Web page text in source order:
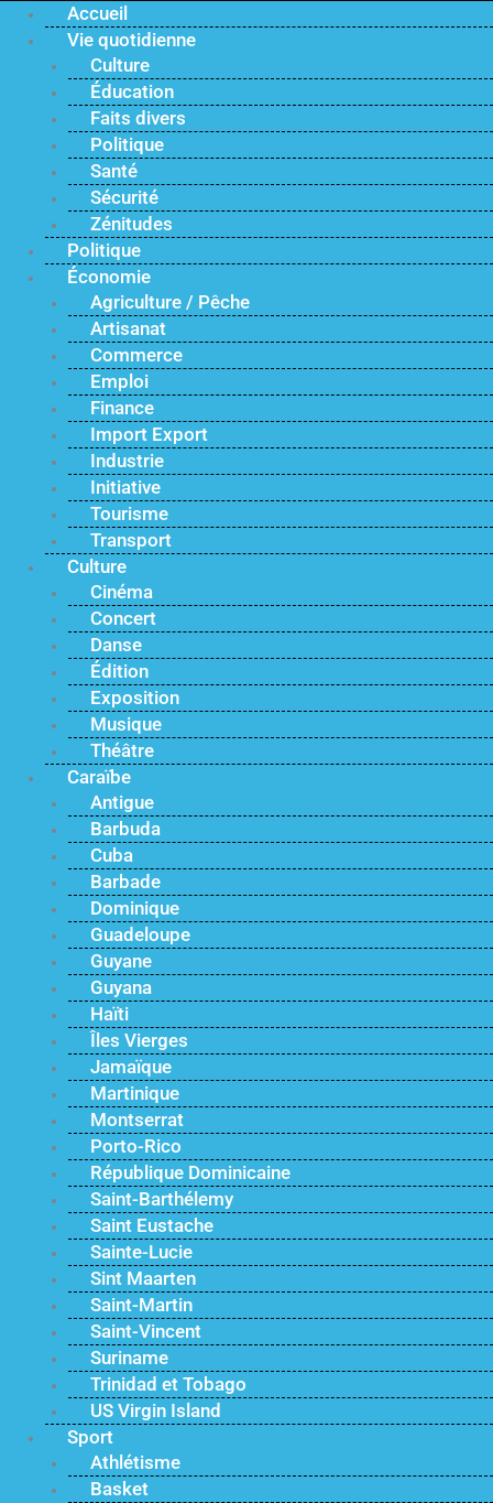
Accueil
Vie quotidienne
Culture
Éducation
Faits divers
Politique
Santé
Sécurité
Zénitudes
Politique
Économie
Agriculture / Pêche
Artisanat
Commerce
Emploi
Finance
Import Export
Industrie
Initiative
Tourisme
Transport
Culture
Cinéma
Concert
Danse
Édition
Exposition
Musique
Théâtre
Caraïbe
Antigue
Barbuda
Cuba
Barbade
Dominique
Guadeloupe
Guyane
Guyana
Haïti
Îles Vierges
Jamaïque
Martinique
Montserrat
Porto-Rico
République Dominicaine
Saint-Barthélemy
Saint Eustache
Sainte-Lucie
Sint Maarten
Saint-Martin
Saint-Vincent
Suriname
Trinidad et Tobago
US Virgin Island
Sport
Athlétisme
Basket